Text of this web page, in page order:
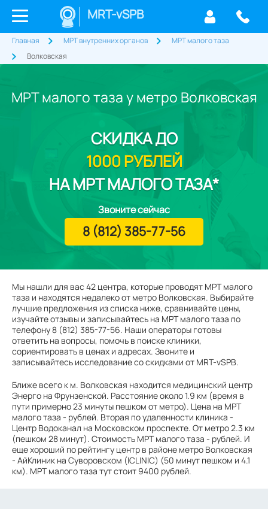
MRT-vSPB
Главная МРТ внутренних органов
МРТ малого таза
Волковская
МРТ малого таза у метро Волковская
Мы нашли для вас 42 центра, которые проводят МРТ малого
таза и находятся недалеко от метро Волковская. Выбирайте
лучшие предложения из списка ниже, сравнивайте цены,
изучайте отзывы и записывайтесь на МРТ малого таза по
телефону 8 (812) 385-77-56. Наши операторы готовы
ответить на вопросы, помочь в поиске клиники,
сориентировать в ценах и адресах. Звоните и
записывайтесь исследование со скидками от MRT-vSPB.
Ближе всего к м. Волковская находится медицинский центр
Энерго на Фрунзенской. Расстояние около 1.9 км (время в
пути примерно 23 минуты пешком от метро). Цена на МРТ
малого таза - рублей. Вторая по удаленности клиника -
Центр Водоканал на Московском проспекте. От метро 2.3 км
(пешком 28 минут). Стоимость МРТ малого таза - рублей. И
еще хороший по рейтингу центр в районе метро Волковская
- АйКлиник на Суворовском (ICLINIC) (50 минут пешком и 4.1
км). МРТ малого таза тут стоит 9400 рублей.
СКИДКАДО
1000 РУБЛЕЙ
НА МРТ МАЛОГО ТАЗА*
Звоните сейчас
8 (812) 385-77-56